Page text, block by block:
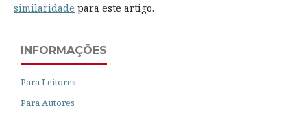
similaridade para este artigo.
INFORMAÇÕES
Para Leitores
Para Autores